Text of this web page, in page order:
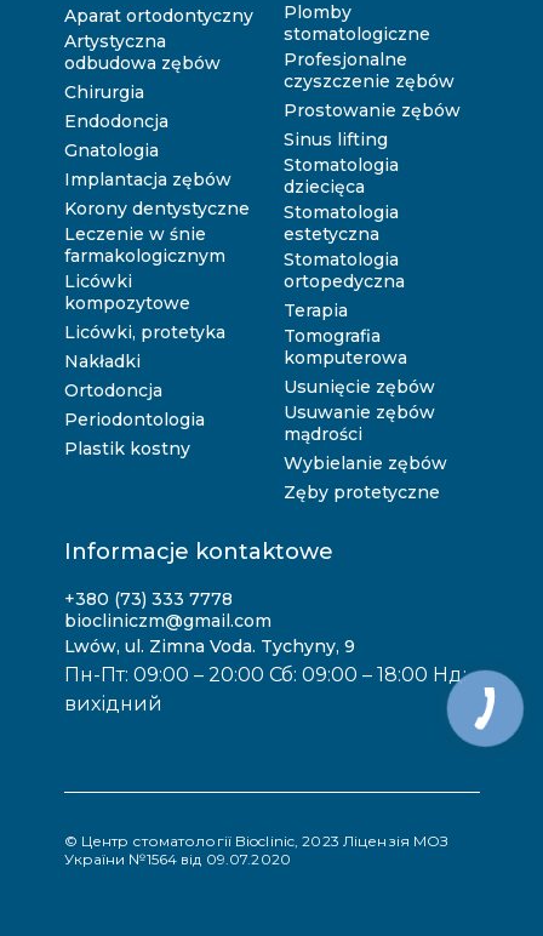
Aparat ortodontyczny
Artystyczna
odbudowa zębów
Chirurgia
Endodoncja
Gnatologia
Implantacja zębów
Korony dentystyczne
Leczenie w śnie
farmakologicznym
Licówki
kompozytowe
Licówki, protetyka
Nakładki
Ortodoncja
Periodontologia
Plastik kostny
Plomby
stomatologiczne
Profesjonalne
czyszczenie zębów
Prostowanie zębów
Sinus lifting
Stomatologia
dziecięca
Stomatologia
estetyczna
Stomatologia
ortopedyczna
Terapia
Tomografia
komputerowa
Usunięcie zębów
Usuwanie zębów
mądrości
Wybielanie zębów
Zęby protetyczne
Informacje kontaktowe
+380 (73) 333 7778
biocliniczm@gmail.com
Lwów, ul. Zimna Voda. Tychyny, 9
Пн-Пт: 09:00 – 20:00 Сб: 09:00 – 18:00 Нд:
вихідний
© Центр стоматології Bioclinic, 2023 Ліцензія МОЗ
України №1564 від 09.07.2020